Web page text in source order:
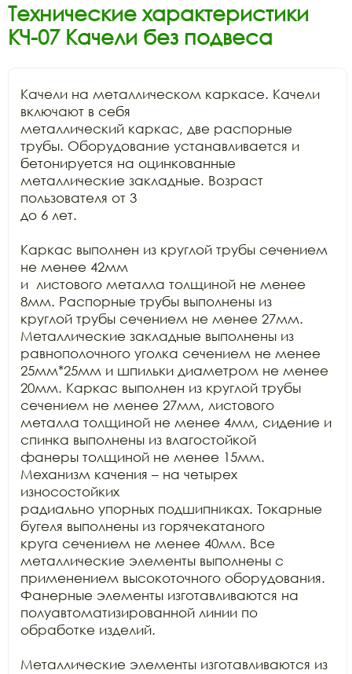
Технические характеристики
КЧ-07 Качели без подвеса
Качели на металлическом каркасе. Качели
включают в себя
металлический каркас, две распорные
трубы. Оборудование устанавливается и
бетонируется на оцинкованные
металлические закладные. Возраст
пользователя от 3
до 6 лет.
Каркас выполнен из круглой трубы сечением
не менее 42мм
и  листового металла толщиной не менее
8мм. Распорные трубы выполнены из
круглой трубы сечением не менее 27мм.
Металлические закладные выполнены из
равнополочного уголка сечением не менее
25мм*25мм и шпильки диаметром не менее
20мм. Каркас выполнен из круглой трубы
сечением не менее 27мм, листового
металла толщиной не менее 4мм, сидение и
спинка выполнены из влагостойкой
фанеры толщиной не менее 15мм.
Механизм качения – на четырех
износостойких
радиально упорных подшипниках. Токарные
бугеля выполнены из горячекатаного
круга сечением не менее 40мм. Все
металлические элементы выполнены с
применением высокоточного оборудования.
Фанерные элементы изготавливаются на
полуавтоматизированной линии по
обработке изделий.
Металлические элементы изготавливаются из